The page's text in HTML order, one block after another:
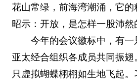
花山常绿，前海湾潮涌，它
昭示：开放，是怎样一股沛然
今年的会议徽标中，有
亚太经合组织各成员共同振
只虚拟蝴蝶栩栩如生地飞起